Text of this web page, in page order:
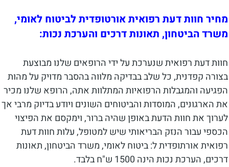
מחיר חוות דעת רפואית אורטופדית לביטוח לאומי,
משרד הביטחון, תאונות דרכים והערכת נכות:
חוות דעת רפואית שנערכת על ידי הרופאים שלנו מבוצעת
בצורה קפדנית, כל שלב בבדיקה מלווה בהסבר מדויק על מהות
הפגיעה והמגבלות הרפואיות המתלוות אתה, הרופא שלנו מכיר
את הארגונים, המוסדות והביטוחים השונים ויודע בדיוק מרבי אך
לערוך את חוות הדעת באופן שהיה ברור, וימקסם את הפיצוי
הכספי עבור הנזק הבריאותי שיש למטופל, עלות חוות דעת
רפואית אורתופדית ל: ביטוח לאומי, משרד הביטחון, תאונות
דרכים, הערכת נכות הינה 1500 ש"ח בלבד.